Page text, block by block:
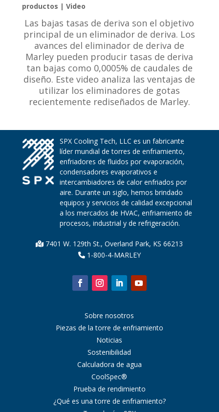
productos | Video
Las bajas tasas de deriva son el objetivo
principal de un eliminador de deriva. Los
avances del eliminador de deriva de
Marley pueden producir tasas de deriva
tan bajas como 0,0005% de caudales de
diseño. Este video analiza las ventajas de
utilizar los eliminadores de gotas
recientemente rediseñados de Marley.
SPX Cooling Tech, LLC es un fabricante
líder mundial de torres de enfriamiento,
enfriadores de fluidos por evaporación,
condensadores evaporativos e
intercambiadores de calor enfriados por
aire. Durante un siglo, hemos brindado
equipos y servicios de calidad excepcional
a los mercados de HVAC, enfriamiento de
procesos, industrial y de refrigeración.
7401 W. 129th St., Overland Park, KS 66213
1-800-4-MARLEY
Sobre nosotros
Piezas de la torre de enfriamiento
Noticias
Sostenibilidad
Calculadora de agua
CoolSpec®
Prueba de rendimiento
¿Qué es una torre de enfriamiento?